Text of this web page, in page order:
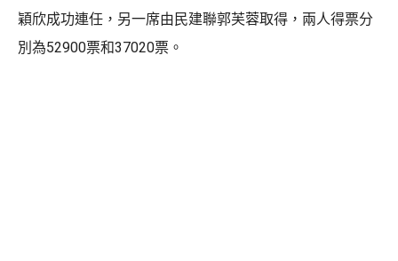
穎欣成功連任，另一席由民建聯郭芙蓉取得，兩人得票分
別為52900票和37020票。